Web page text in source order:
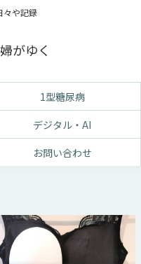
々や記録
がゆく
1型糖尿病
デジタル・AI
お問い合わせ